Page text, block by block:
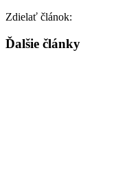
Zdielať článok:
Ďalšie články